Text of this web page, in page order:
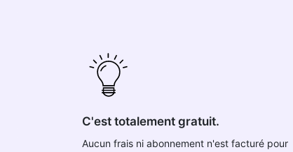
C'est totalement gratuit.
Aucun frais ni abonnement n'est facturé pour